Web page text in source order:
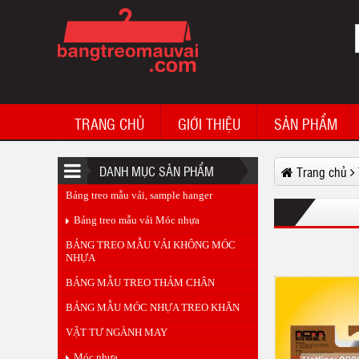
TRANG CHỦ GIỚI THIỆU SẢN PHẨM
DANH MỤC SẢN PHẨM
Bảng treo mẫu vải, sample hanger
Bảng treo mẫu vải Móc nhựa
BẢNG TREO MẪU VẢI KHÔNG MÓC
NHỰA
BẢNG MẪU TREO THẢM CHÂN
BẢNG MẪU MÓC NHỰA TREO KHĂN
VẬT TƯ NGÀNH MAY
Bảng treo mẫu vải Taiyo Plus Viet Nam
Trang chủ